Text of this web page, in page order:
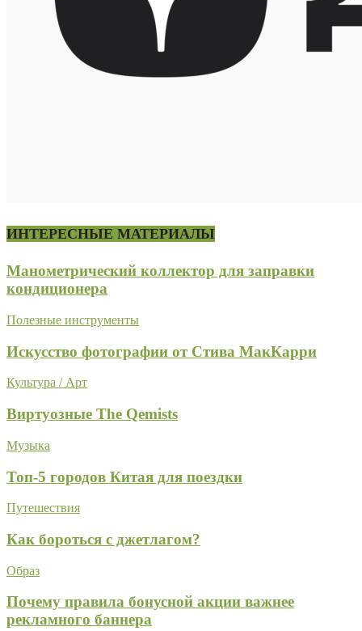
ИНТЕРЕСНЫЕ МАТЕРИАЛЫ
Манометрический коллектор для заправки
кондиционера
Полезные инструменты
Искусство фотографии от Стива МакКарри
Культура / Арт
Виртуозные The Qemists
Музыка
Топ-5 городов Китая для поездки
Путешествия
Как бороться с джетлагом?
Образ
Почему правила бонусной акции важнее
рекламного баннера